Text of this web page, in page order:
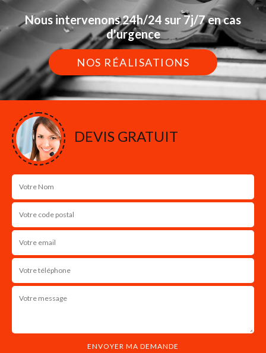
Nous intervenons 24h/24 sur 7j/7 en cas
d'urgence
NOS RÉALISATIONS
DEVIS GRATUIT